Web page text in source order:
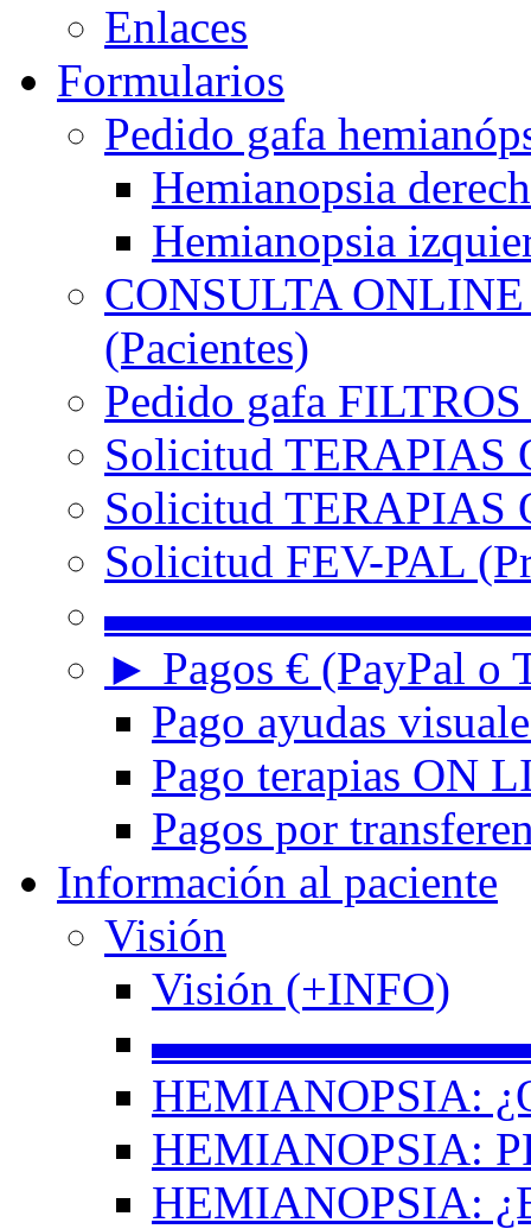
Enlaces
Formularios
Pedido gafa
Hemianopsia
Hemianopsia
CONSULTA
(Pacientes)
Pedido gafa
Solicitud TERAPIAS
Solicitud TERAPIAS
Solicitud FEV-PAL
► Pagos € (PayPal o
Pago ayudas
Pago terapias ON
Pagos por
Información al paciente
Visión
Visión (+INFO)
HEMIANOPSIA:
HEMIANOPSIA:
HEMIANOPSIA: